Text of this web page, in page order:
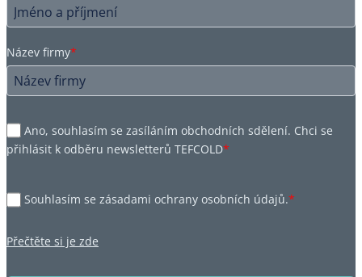
Název firmy*
Ano, souhlasím se zasíláním obchodních sdělení. Chci se
přihlásit k odběru newsletterů TEFCOLD*
Souhlasím se zásadami ochrany osobních údajů.*
Přečtěte si je zde